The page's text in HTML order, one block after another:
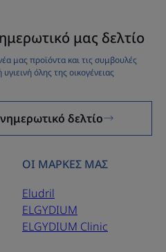
μας δελτίο
μας προϊόντα και τις συμβουλές
όλης της οικογένειας
δελτίο
ΟΙ ΜΑΡΚΕΣ ΜΑΣ
Eludril
ELGYDIUM
ELGYDIUM Clinic